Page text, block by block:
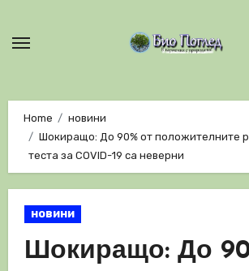
Home
новини
Шокиращо: До 90% от положителните
теста за COVID-19 са неверни
новини
Шокиращо: До